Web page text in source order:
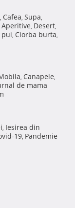
, Cafea, Supa,
Aperitive, Desert,
pui, Ciorba burta,
, Canapele,
de mama
, Iesirea din
19, Pandemie